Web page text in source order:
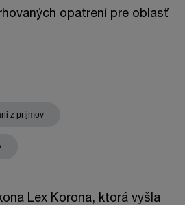
opatrení pre oblasť
z príjmov
Lex Korona, ktorá vyšla